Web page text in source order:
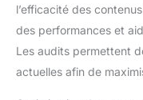
l’efficacité des
des performances et
Les audits permettent
actuelles afin de